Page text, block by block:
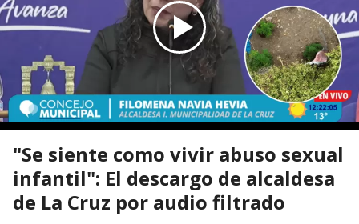
"Se siente como vivir abuso sexual
infantil": El descargo de alcaldesa
de La Cruz por audio filtrado